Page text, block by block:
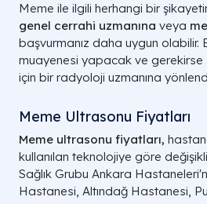
Meme ile ilgili herhangi bir
genel cerrahi uzmanına veya
başvurmanız daha uygun olabilir.
muayenesi yapacak ve gerekirse
için bir radyoloji uzmanına
Meme Ultrasonu Fiyat​ları
Meme ultrasonu fiyatları,
kullanılan teknolojiye göre
Sağlık Grubu Ankara
Hastanesi, Altındağ Hastanesi,